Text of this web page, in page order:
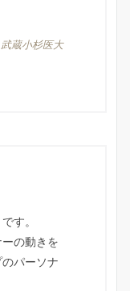
蔵小杉医大
す。
の動きを
パーソナ